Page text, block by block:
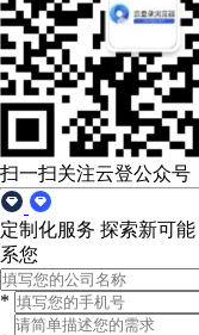
扫一扫关注云登公众号
定制化服务 探索新可能
系您
*